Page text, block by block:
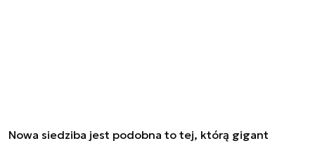
Nowa siedziba jest podobna to tej, którą gigant